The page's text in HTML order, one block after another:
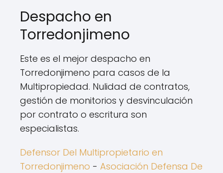
Despacho en
Torredonjimeno
Este es el mejor despacho en
Torredonjimeno para casos de la
Multipropiedad. Nulidad de contratos,
gestión de monitorios y desvinculación
por contrato o escritura son
especialistas.
Defensor Del Multipropietario en
Torredonjimeno - Asociación Defensa De